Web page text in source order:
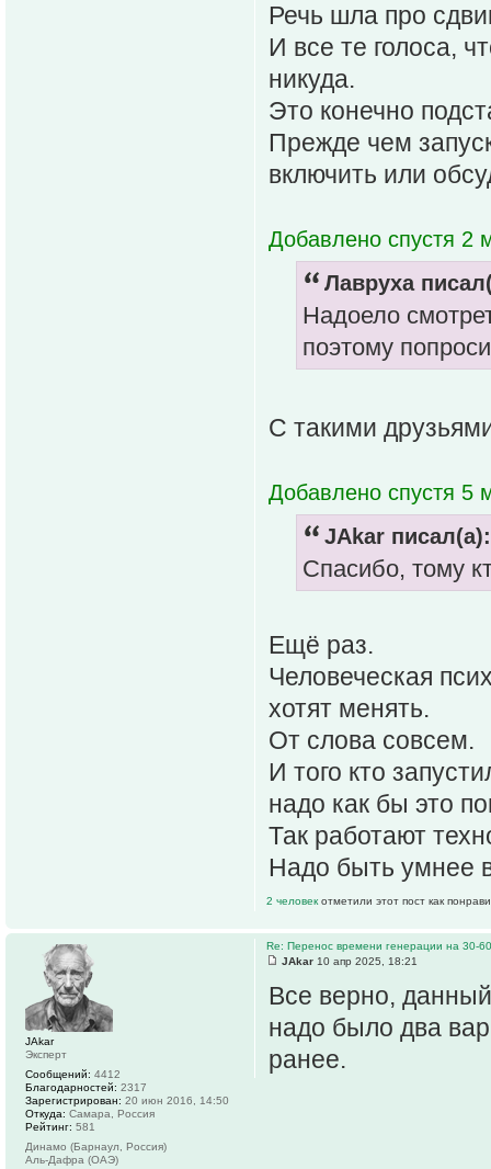
Речь шла про
И все те голоса,
никуда.
Это конечно
Прежде чем
включить или
Добавлено спустя 2
Лавруха
Надоело
поэтому
С такими
Добавлено спустя 5
JAkar писал(а):
Спасибо, тому
Ещë раз.
Человеческая
хотят менять.
От слова совсем.
И того кто
надо как бы это
Так работают
Надо быть умнее
2 человек отметили этот пост как
Re: Перенос времени генерации на 30-
JAkar 10 апр 2025, 18:21
Все верно,
надо было два
ранее.
JAkar
Эксперт
Сообщений: 4412
Благодарностей: 2317
Зарегистрирован: 20 июн 2016, 14:50
Откуда: Самара, Россия
Рейтинг: 581
Динамо (Барнаул, Россия)
Аль-Дафра (ОАЭ)